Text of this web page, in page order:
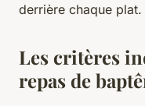
derrière chaque plat.
Les critères
repas de